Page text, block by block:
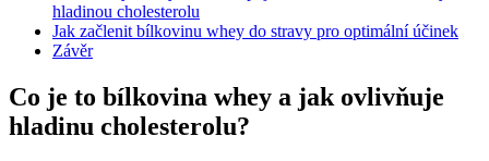
hladinou cholesterolu
Jak začlenit bílkovinu whey do stravy pro optimální účinek
Závěr
Co je to bílkovina whey a jak ovlivňuje
hladinu cholesterolu?